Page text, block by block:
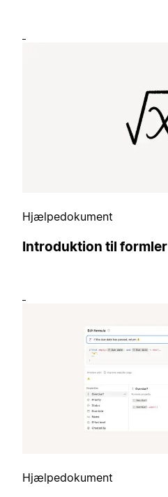
Hjælpedokument
Introduktion til formler
Hjælpedokument